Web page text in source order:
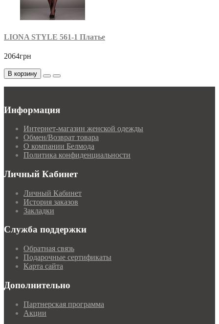
LIONA STYLE 561-1 Платье
2064грн
В корзину
Информация
Интернет-магазин женской одежды
Обмен/Возврат товара
О компании Белмода
Политика конфиденциальности
Личный Кабинет
Личный Кабинет
История заказов
Закладки
Служба поддержки
Обратная связь
Подарочные сертификаты
Карта сайта
Дополнительно
Партнерская программа
Акции